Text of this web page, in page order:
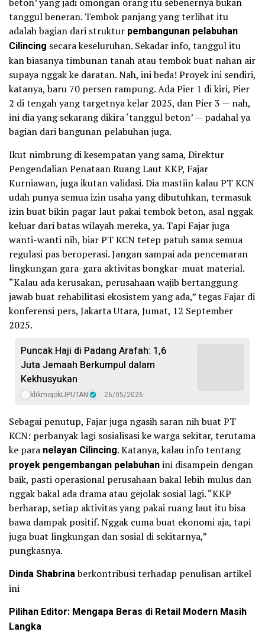
beton’ yang jadi omongan orang itu sebenernya bukan
tanggul beneran. Tembok panjang yang terlihat itu
adalah bagian dari struktur pembangunan pelabuhan
Cilincing secara keseluruhan. Sekadar info, tanggul itu
kan biasanya timbunan tanah atau tembok buat nahan air
supaya nggak ke daratan. Nah, ini beda! Proyek ini sendiri,
katanya, baru 70 persen rampung. Ada Pier 1 di kiri, Pier
2 di tengah yang targetnya kelar 2025, dan Pier 3 — nah,
ini dia yang sekarang dikira ‘tanggul beton’ — padahal ya
bagian dari bangunan pelabuhan juga.
Ikut nimbrung di kesempatan yang sama, Direktur
Pengendalian Penataan Ruang Laut KKP, Fajar
Kurniawan, juga ikutan validasi. Dia mastiin kalau PT KCN
udah punya semua izin usaha yang dibutuhkan, termasuk
izin buat bikin pagar laut pakai tembok beton, asal nggak
keluar dari batas wilayah mereka, ya. Tapi Fajar juga
wanti-wanti nih, biar PT KCN tetep patuh sama semua
regulasi pas beroperasi. Jangan sampai ada pencemaran
lingkungan gara-gara aktivitas bongkar-muat material.
“Kalau ada kerusakan, perusahaan wajib bertanggung
jawab buat rehabilitasi ekosistem yang ada,” tegas Fajar di
konferensi pers, Jakarta Utara, Jumat, 12 September
2025.
Puncak Haji di Padang Arafah: 1,6
Juta Jemaah Berkumpul dalam
Kekhusyukan
klikmojokLIPUTAN 26/05/2026
Sebagai penutup, Fajar juga ngasih saran nih buat PT
KCN: perbanyak lagi sosialisasi ke warga sekitar, terutama
ke para nelayan Cilincing. Katanya, kalau info tentang
proyek pengembangan pelabuhanini disampein dengan
baik, pasti operasional perusahaan bakal lebih mulus dan
nggak bakal ada drama atau gejolak sosial lagi. “KKP
berharap, setiap aktivitas yang pakai ruang laut itu bisa
bawa dampak positif. Nggak cuma buat ekonomi aja, tapi
juga buat lingkungan dan sosial di sekitarnya,”
pungkasnya.
Dinda Shabrinaberkontribusi terhadap penulisan artikel
ini
Pilihan Editor: Mengapa Beras di Retail Modern Masih
Langka